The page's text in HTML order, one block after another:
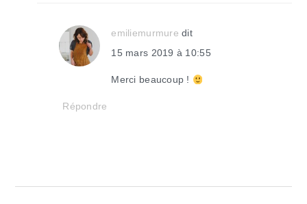
emiliemurmure dit
15 mars 2019 à 10:55
Merci beaucoup !
Répondre